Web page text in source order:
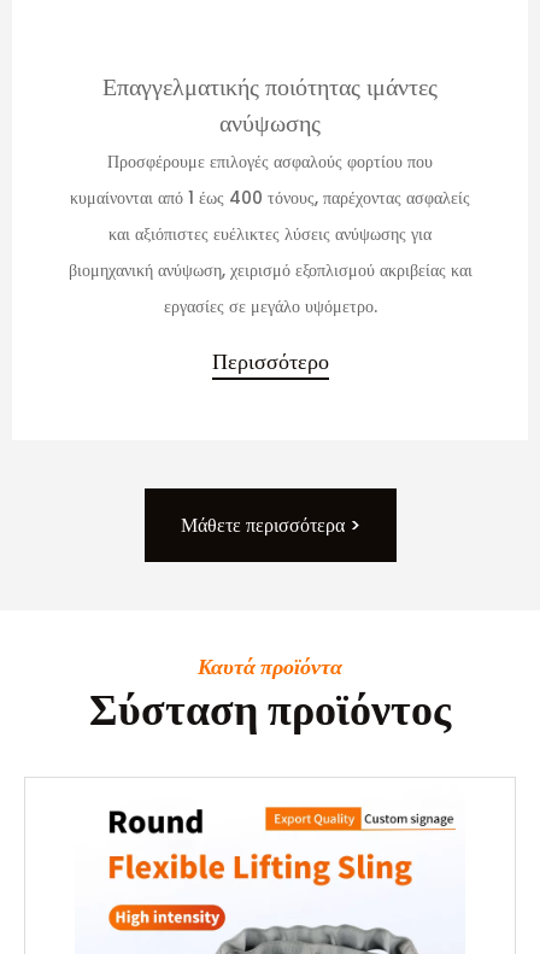
Επαγγελματικής ποιότητας ιμάντες
ανύψωσης
Προσφέρουμε επιλογές ασφαλούς φορτίου που
κυμαίνονται από 1 έως 400 τόνους, παρέχοντας ασφαλείς
και αξιόπιστες ευέλικτες λύσεις ανύψωσης για
βιομηχανική ανύψωση, χειρισμό εξοπλισμού ακριβείας και
εργασίες σε μεγάλο υψόμετρο.
Περισσότερο
Μάθετε περισσότερα >
Καυτά προϊόντα
Σύσταση προϊόντος